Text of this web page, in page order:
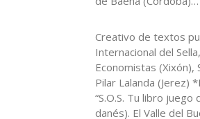
Creativo de textos
Internacional del
Economistas
Pilar Lalanda (Jerez)
“S.O.S. Tu libro
danés). El Valle del